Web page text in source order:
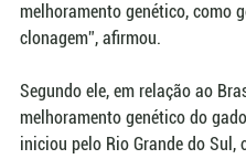
melhoramento genético, como
clonagem”, afirmou.
Segundo ele, em relação ao
melhoramento genético do
iniciou pelo Rio Grande do Sul,